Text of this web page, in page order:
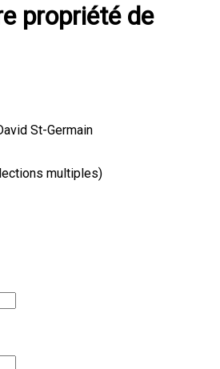
propriété de
St-Germain
multiples)